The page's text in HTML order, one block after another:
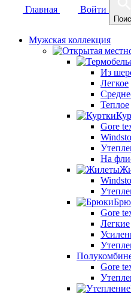
Главная Войти
Мужская коллекция
Из
Легкое
Теплое
Gore
На
Gore
Легкие
Gore